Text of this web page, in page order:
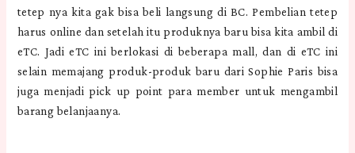
tetep nya kita gak bisa beli langsung di BC. Pembelian tetep
harus online dan setelah itu produknya baru bisa kita ambil di
eTC. Jadi eTC ini berlokasi di beberapa mall, dan di eTC ini
selain memajang produk-produk baru dari Sophie Paris bisa
juga menjadi pick up point para member untuk mengambil
barang belanjaanya.